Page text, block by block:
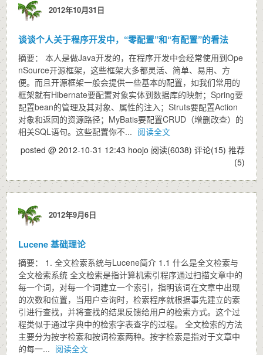
2012年10月31日
谈谈个人关于程序开发中，“零配置”和“有配置”的看法
摘要： 本人是做Java开发的，在程序开发中会经常使用到Ope
nSource开源框架，这些框架大多都灵活、简单、易用、方
便。而且开源框架一般会提供一些基本的配置，如我们常用的
框架就有Hibernate要配置对象实体到数据库的映射；Spring要
配置bean的管理及其对象、属性的注入；Struts要配置Action
对象和返回的资源路径；MyBatis要配置CRUD（增删改查）的
相关SQL语句。这些配置你不... 阅读全文
posted @ 2012-10-31 12:43 hoojo 阅读(6038) 评论(15) 推荐
(5)
2012年9月6日
Lucene 基础理论
摘要： 1. 全文检索系统与Lucene简介 1.1 什么是全文检索与
全文检索系统 全文检索是指计算机索引程序通过扫描文章中的
每一个词，对每一个词建立一个索引，指明该词在文章中出现
的次数和位置，当用户查询时，检索程序就根据事先建立的索
引进行查找，并将查找的结果反馈给用户的检索方式。这个过
程类似于通过字典中的检索字表查字的过程。 全文检索的方法
主要分为按字检索和按词检索两种。按字检索是指对于文章中
的每一... 阅读全文